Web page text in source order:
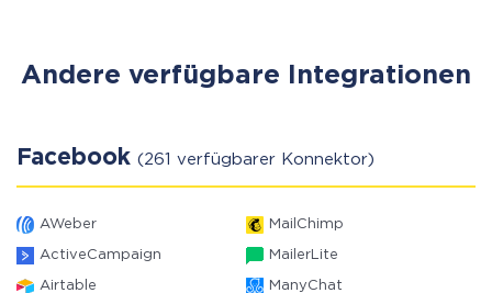
Andere verfügbare Integrationen
Facebook (261 verfügbarer Konnektor)
AWeber MailChimp
ActiveCampaign MailerLite
Airtable ManyChat